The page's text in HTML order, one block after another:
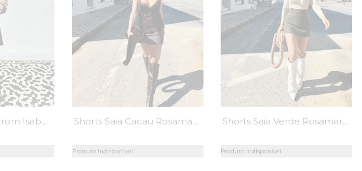
Saia Colegial Marrom Isabelle - MiniMoni Shorts Saia Cacau Rosamaria - MiniMoni
Produto Indisponível
Shorts Saia Verde Rosamaria - MiniMoni
Produto Indisponível